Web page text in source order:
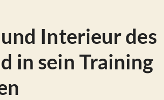
Interieur des
in sein Training